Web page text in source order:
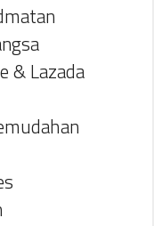
& Lazada